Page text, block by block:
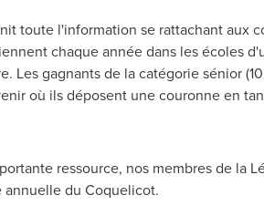
toute l'information se rattachant aux
chaque année dans les écoles
gagnants de la catégorie sénior
où ils déposent une couronne en
ressource, nos membres de la
annuelle du Coquelicot.